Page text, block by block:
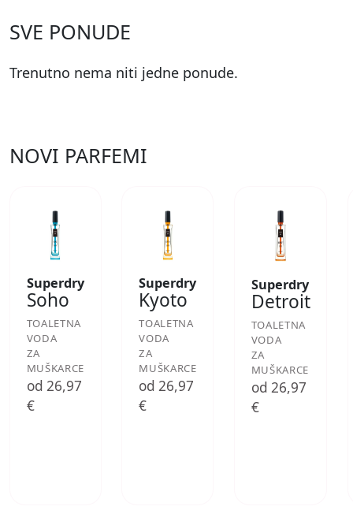
SVE PONUDE
Trenutno nema niti jedne ponude.
NOVI PARFEMI
Superdry
Soho
TOALETNA
VODA
ZA
MUŠKARCE
od 26,97
€
Superdry
Kyoto
TOALETNA
VODA
ZA
MUŠKARCE
od 26,97
€
Superdry
Detroit
TOALETNA
VODA
ZA
MUŠKARCE
od 26,97
€